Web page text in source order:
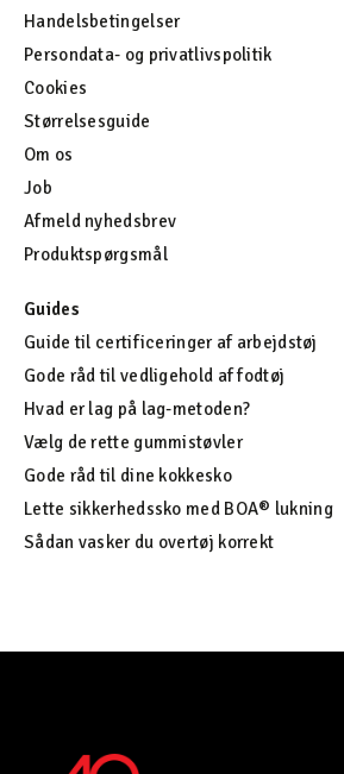
Handelsbetingelser
Persondata- og privatlivspolitik
Cookies
Størrelsesguide
Om os
Job
Afmeld nyhedsbrev
Produktspørgsmål
Guides
Guide til certificeringer af arbejdstøj
Gode råd til vedligehold af fodtøj
Hvad er lag på lag-metoden?
Vælg de rette gummistøvler
Gode råd til dine kokkesko
Lette sikkerhedssko med BOA® lukning
Sådan vasker du overtøj korrekt